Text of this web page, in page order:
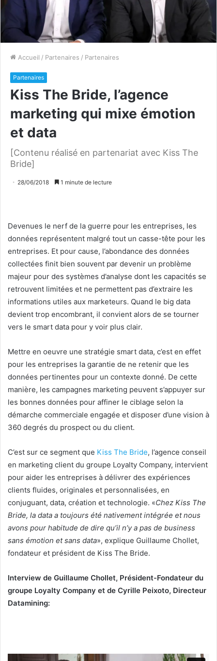
Accueil / Partenaires / Partenaires
Partenaires
Kiss The Bride, l’agence
marketing qui mixe émotion
et data
[Contenu réalisé en partenariat avec Kiss The
Bride]
28/06/2018 1 minute de lecture
Devenues le nerf de la guerre pour les entreprises, les
données représentent malgré tout un casse-tête pour les
entreprises. Et pour cause, l’abondance des données
collectées finit bien souvent par devenir un problème
majeur pour des systèmes d’analyse dont les capacités se
retrouvent limitées et ne permettent pas d’extraire les
informations utiles aux marketeurs. Quand le big data
devient trop encombrant, il convient alors de se tourner
vers le smart data pour y voir plus clair.
Mettre en oeuvre une stratégie smart data, c’est en effet
pour les entreprises la garantie de ne retenir que les
données pertinentes pour un contexte donné. De cette
manière, les campagnes marketing peuvent s’appuyer sur
les bonnes données pour affiner le ciblage selon la
démarche commerciale engagée et disposer d’une vision à
360 degrés du prospect ou du client.
C’est sur ce segment que Kiss The Bride, l’agence conseil
en marketing client du groupe Loyalty Company, intervient
pour aider les entreprises à délivrer des expériences
clients fluides, originales et personnalisées, en
conjuguant, data, création et technologie. «Chez Kiss The
Bride, la data a toujours été nativement intégrée et nous
avons pour habitude de dire qu’il n’y a pas de business
sans émotion et sans data», explique Guillaume Chollet,
fondateur et président de Kiss The Bride.
Interview de Guillaume Chollet, Président-Fondateur du
groupe Loyalty Company et de Cyrille Peixoto, Directeur
Datamining: